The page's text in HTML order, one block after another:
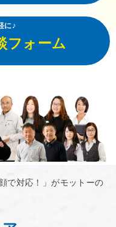
に♪
フォーム
で対応！」がモットーの